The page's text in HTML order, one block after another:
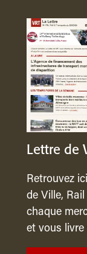
Lettre de
Retrouvez
de Ville,
chaque
et vous livre